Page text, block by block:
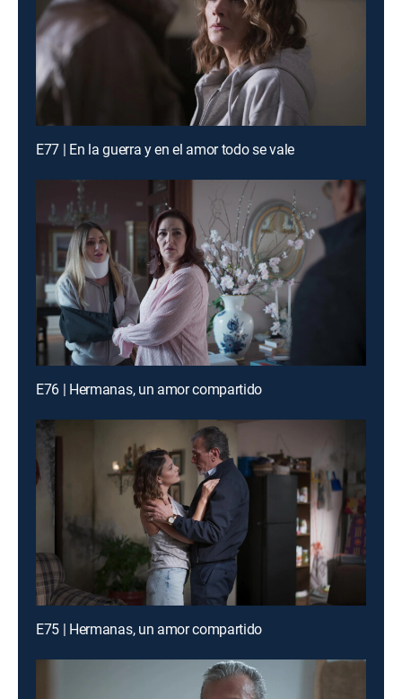
E77 | En la guerra y en el amor todo se vale
E76 | Hermanas, un amor compartido
E75 | Hermanas, un amor compartido